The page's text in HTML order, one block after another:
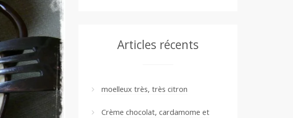
Articles récents
moelleux très, très citron
Crème chocolat, cardamome et